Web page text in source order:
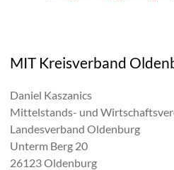
MIT Kreisverband
Daniel Kaszanics
Mittelstands- und
Landesverband Oldenburg
Unterm Berg 20
26123 Oldenburg